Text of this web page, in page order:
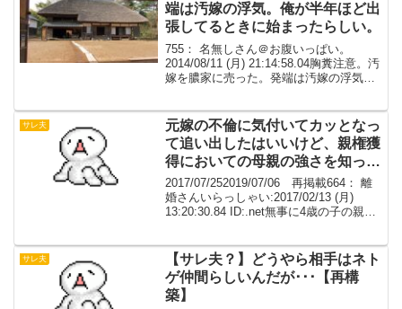
端は汚嫁の浮気。俺が半年ほど出
張してるときに始まったらしい。
755： 名無しさん＠お腹いっぱい。
2014/08/11 (月) 21:14:58.04胸糞注意。汚
嫁を膿家に売った。発端は汚嫁の浮気。
引先に荷物を持って行ったときに...
サレ夫
元嫁の不倫に気付いてカッとなっ
て追い出したはいいけど、親権獲
得においての母親の強さを知った
時には愕然としました
2017/07/252019/07/06 再掲載664： 離
婚さんいらっしゃい:2017/02/13 (月)
13:20:30.84 ID:.net無事に4歳の子の親権
ご...
サレ夫
【サレ夫？】どうやら相手はネト
ゲ仲間らしいんだが･･･【再構
築】